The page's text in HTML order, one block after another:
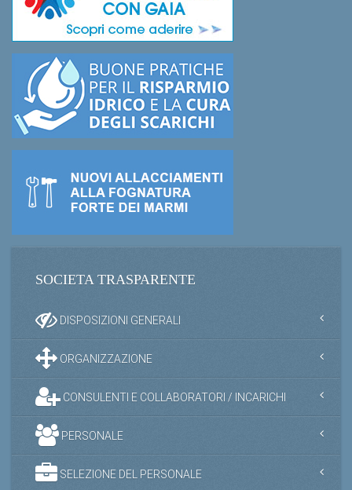
SOCIETA TRASPARENTE
DISPOSIZIONI GENERALI
ORGANIZZAZIONE
CONSULENTI E COLLABORATORI / INCARICHI
PERSONALE
SELEZIONE DEL PERSONALE